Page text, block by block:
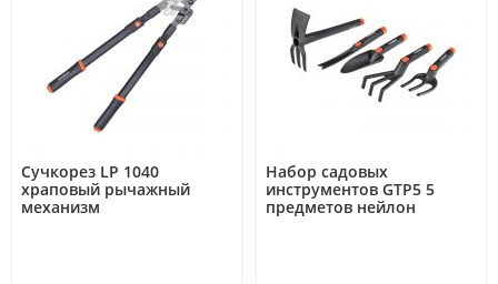
Сучкорез LP 1040
храповый рычажный
механизм
Набор садовых
инструментов GTP5 5
предметов нейлон